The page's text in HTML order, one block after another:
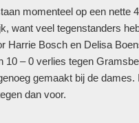
momenteel op een nette
want veel tegenstanders
Harrie Bosch en Delisa
10 – 0 verlies tegen
gemaakt bij de
dan voor.